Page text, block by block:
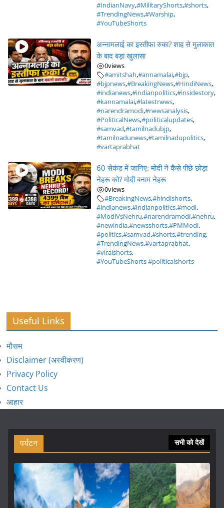
#IndianNavy,#MilitaryShorts,#shorts,
#TrendingNews,#Warship,
#YouTubeShorts
अन्नामलाई का इस्तीफा रुका? शाह से मुलाकात
के बाद बड़ा खुलासा
0views
#amitshah,#annamalai,#bjp,
#bjpnews,#BreakingNews,#HindiNews,
#indianews,#indianpolitics,#insidestory,
#kannamalai,#latestnews,
#narendramodi,#newsanalysis,
#PoliticalNews,#politicalupdates,
#samvad,#tamilnadubjp,
#tamilnadunews,#tamilnadupolitics,
#vartaprabhat
60 सेकंड में जानिए: मोदी ने कैसे पीछे छोड़ा
नेहरू को? मोदी बनाम नेहरू
0views
#BreakingNews,#hindishorts,
#indianews,#indianpolitics,#modi,
#ModiVsNehru,#narendramodi,#nehru,
#newindia,#newsshorts,#PMModi,
#politics,#samvad,#shorts,#trending,
#TrendingNews,#vartaprabhat,
#viralshorts,
#YouTubeShorts #politicalshorts
Useful Links
मौसम
Disclaimer (अस्वीकरण)
Privacy Policy
Contact Us
आहार
पर्यटन सभी को देखें